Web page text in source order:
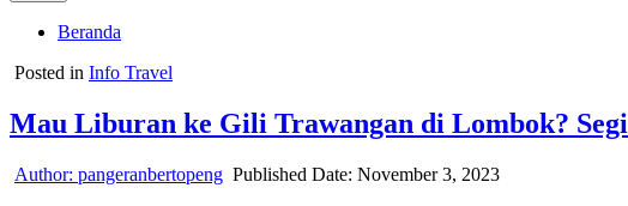
Beranda
Posted in Info Travel
Mau Liburan ke Gili Trawangan di Lombok?
Author: pangeranbertopeng Published Date: November 3, 2023